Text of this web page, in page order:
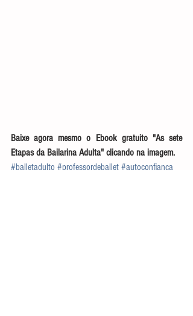
Baixe agora mesmo o Ebook gratuito "As sete
Etapas da Bailarina Adulta" clicando na imagem.
#balletadulto #professordeballet #autoconfiança